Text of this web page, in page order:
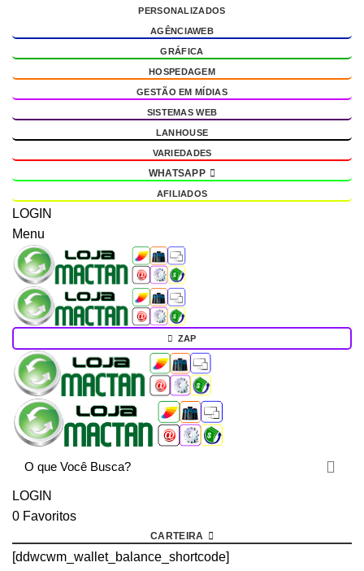
PERSONALIZADOS
AGÊNCIAWEB
GRÁFICA
HOSPEDAGEM
GESTÃO EM MÍDIAS
SISTEMAS WEB
LANHOUSE
VARIEDADES
WHATSAPP
AFILIADOS
LOGIN
Menu
ZAP
LOGIN
0 Favoritos
CARTEIRA
[ddwcwm_wallet_balance_shortcode]